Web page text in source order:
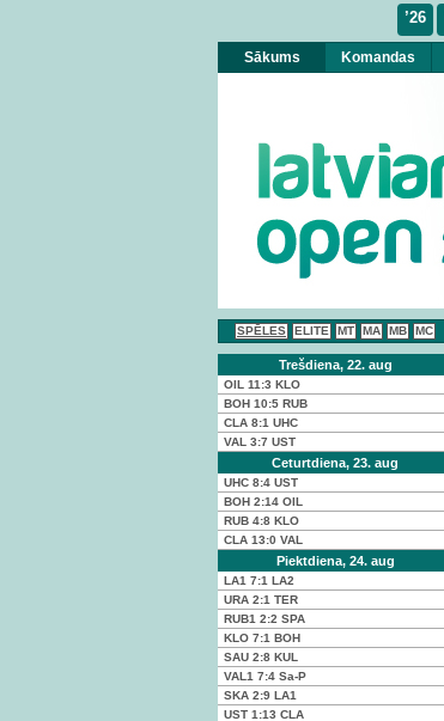
’26
Sākums Komandas
SPĒLES ELITE MT MA MB MC
Trešdiena, 22. aug
OIL 11:3 KLO
BOH 10:5 RUB
CLA 8:1 UHC
VAL 3:7 UST
Ceturtdiena, 23. aug
UHC 8:4 UST
BOH 2:14 OIL
RUB 4:8 KLO
CLA 13:0 VAL
Piektdiena, 24. aug
LA1 7:1 LA2
URA 2:1 TER
RUB1 2:2 SPA
KLO 7:1 BOH
SAU 2:8 KUL
VAL1 7:4 Sa-P
SKA 2:9 LA1
UST 1:13 CLA